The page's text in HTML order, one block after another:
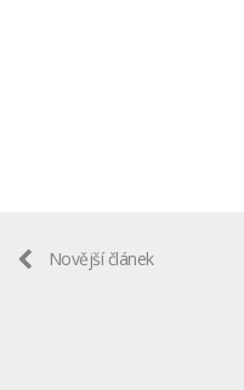
Novější článek